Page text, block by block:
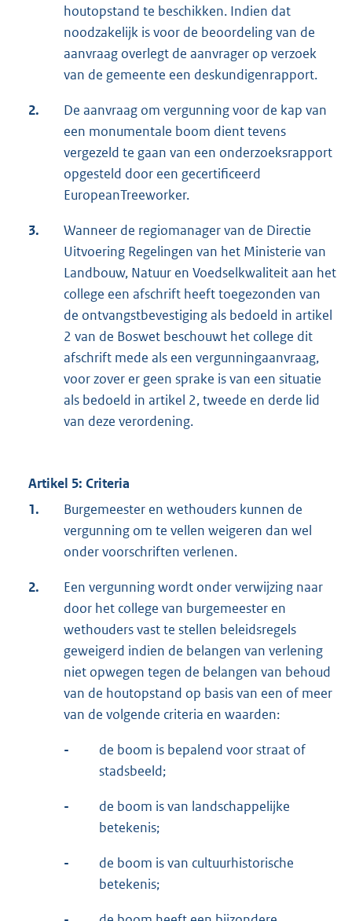
houtopstand te beschikken. Indien dat
noodzakelijk is voor de beoordeling van de
aanvraag overlegt de aanvrager op verzoek
van de gemeente een deskundigenrapport.
2.
De aanvraag om vergunning voor de kap van
een monumentale boom dient tevens
vergezeld te gaan van een onderzoeksrapport
opgesteld door een gecertificeerd
EuropeanTreeworker.
3.
Wanneer de regiomanager van de Directie
Uitvoering Regelingen van het Ministerie van
Landbouw, Natuur en Voedselkwaliteit aan het
college een afschrift heeft toegezonden van
de ontvangstbevestiging als bedoeld in artikel
2 van de Boswet beschouwt het college dit
afschrift mede als een vergunningaanvraag,
voor zover er geen sprake is van een situatie
als bedoeld in artikel 2, tweede en derde lid
van deze verordening.
Artikel 5: Criteria
1.
Burgemeester en wethouders kunnen de
vergunning om te vellen weigeren dan wel
onder voorschriften verlenen.
2.
Een vergunning wordt onder verwijzing naar
door het college van burgemeester en
wethouders vast te stellen beleidsregels
geweigerd indien de belangen van verlening
niet opwegen tegen de belangen van behoud
van de houtopstand op basis van een of meer
van de volgende criteria en waarden:
-
de boom is bepalend voor straat of
stadsbeeld;
-
de boom is van landschappelijke
betekenis;
-
de boom is van cultuurhistorische
betekenis;